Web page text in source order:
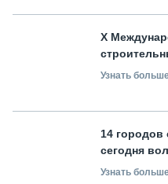
X
Узнать
14 городов
сегодня
Узнать